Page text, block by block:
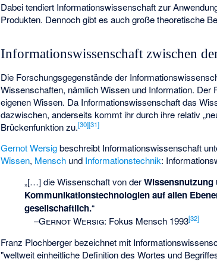
Dabei tendiert Informationswissenschaft zur
Produkten. Dennoch gibt es auch große theoretische
Informationswissenschaft zwischen
Die Forschungsgegenstände der
Wissenschaften, nämlich Wissen und Information.
eigenen Wissen. Da Informationswissenschaft das
dazwischen, anderseits kommt ihr durch ihre relativ
Brückenfunktion zu.[30][31]
Gernot Wersigbeschreibt Informationswissenschaft
Wissen, Mensch und Informationstechnik:
„[…] die Wissenschaft von der
Kommunikationstechnologien auf allen
gesellschaftlich.“
–Gernot Wersig: Fokus Mensch 1993[32]
Franz Plochbergerbezeichnet mit
"weltweit einheitliche Definition des Wortes und